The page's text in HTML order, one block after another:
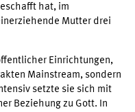
hat, im
Mutter drei
Einrichtungen,
Mainstream, sondern
setzte sie sich mit
Beziehung zu Gott. In